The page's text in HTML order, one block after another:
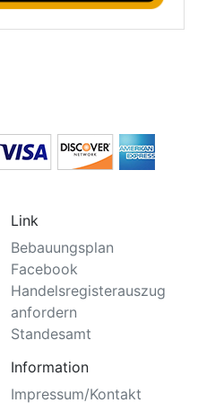
Link
Bebauungsplan
Facebook
Handelsregisterauszug
anfordern
Standesamt
Information
Impressum/Kontakt